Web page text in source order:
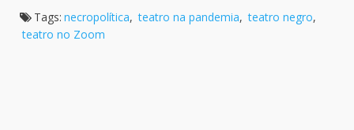
Tags: necropolítica, teatro na pandemia, teatro negro,
teatro no Zoom